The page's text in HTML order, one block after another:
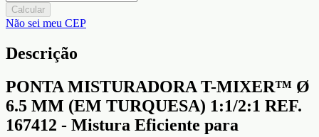
Calcular
Não sei meu CEP
Descrição
PONTA MISTURADORA T-MIXER™ Ø
6.5 MM (EM TURQUESA) 1:1/2:1 REF.
167412 - Mistura Eficiente para